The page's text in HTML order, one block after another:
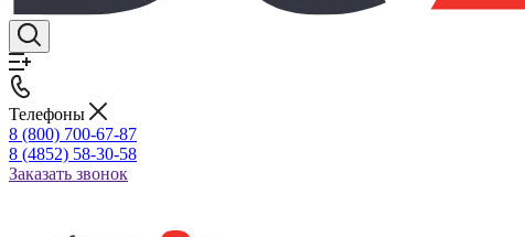
Телефоны
8 (800) 700-67-87
8 (4852) 58-30-58
Заказать звонок